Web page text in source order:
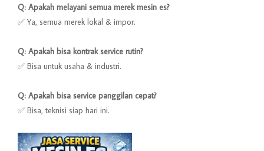
Q: Apakah melayani semua merek mesin es?
✅ Ya, semua merek lokal & impor.
Q: Apakah bisa kontrak service rutin?
✅ Bisa untuk usaha & industri.
Q: Apakah bisa service panggilan cepat?
✅ Bisa, teknisi siap hari ini.